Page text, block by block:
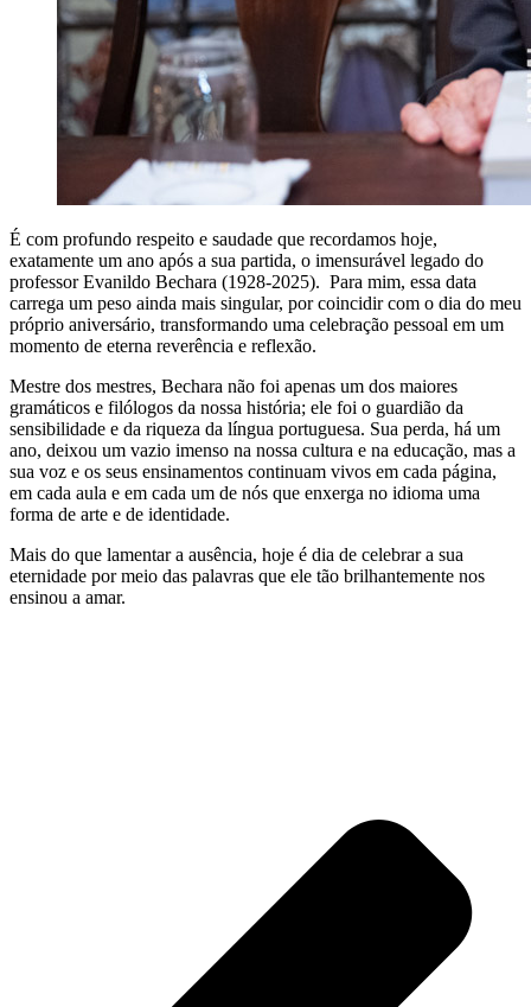
É com profundo respeito e saudade que recordamos hoje,
exatamente um ano após a sua partida, o imensurável legado do
professor Evanildo Bechara (1928-2025). Para mim, essa data
carrega um peso ainda mais singular, por coincidir com o dia do meu
próprio aniversário, transformando uma celebração pessoal em um
momento de eterna reverência e reflexão.
Mestre dos mestres, Bechara não foi apenas um dos maiores
gramáticos e filólogos da nossa história; ele foi o guardião da
sensibilidade e da riqueza da língua portuguesa. Sua perda, há um
ano, deixou um vazio imenso na nossa cultura e na educação, mas a
sua voz e os seus ensinamentos continuam vivos em cada página,
em cada aula e em cada um de nós que enxerga no idioma uma
forma de arte e de identidade.
Mais do que lamentar a ausência, hoje é dia de celebrar a sua
eternidade por meio das palavras que ele tão brilhantemente nos
ensinou a amar.